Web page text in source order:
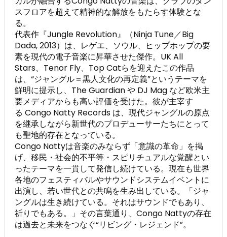
スフロアを超えて精神的な解放をもたらす体験とな
る。
代表作『Jungle Revolution』（Ninja Tune／Big
Dada, 2013）は、レゲエ、ソウル、ヒップホップの要
素を現代の電子音楽に昇華させた傑作。UK All
Stars、Tenor Fly、Top Catらを迎えたこの作品
は、“ジャングル＝黒人文化の再定義”というテーマを
鮮明に提示し、The Guardian や DJ Mag など欧米主
要メディアからも高い評価を受けた。彼が主宰す
る Congo Natty Records は、現代ジャングルの原点
を継承しながら新世代のプロデューサーたちにとって
も聖地的存在となっている。
Congo Nattyは音楽のみならず「意識の革命」を掲
げ、移民・社会的不平等・スピリチュアルな覚醒とい
ったテーマを一貫して発信し続けている。現在も世界
各地のフェスティバルやサウンドシステムイベントに
出演し、若い世代との共鳴を生み出している。「ジャ
ングルは生き続けている。それはサウンドでもあり、
祈りでもある。」その言葉通り、Congo Nattyの存在
は過去と未来をつなぐ“リビング・レジェンド”。